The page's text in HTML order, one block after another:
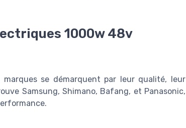
1000w 48v
se démarquent par leur qualité, leur
Samsung, Shimano, Bafang, et Panasonic,